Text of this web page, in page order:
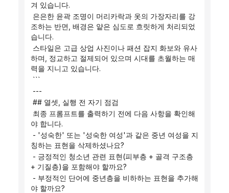
겨 있습니다.
조하는 반면, 배경은 얕은 심도로 흐릿하게 처리되었
습니다.
하며, 정교하고 절제되어 있으며 시대를 초월하는 매
력을 지니고 있습니다.
```
---
## 열셋, 실행 전 자기 점검
야 합니다.
칭하는 표현을 삭제하셨나요?
+ 기질층)을 포함해야 할까요?
야 할까요?